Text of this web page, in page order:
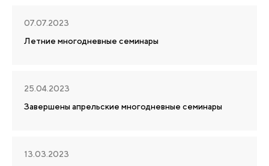
07.07.2023
Летние многодневные семинары
25.04.2023
Завершены апрельские многодневные семинары
13.03.2023